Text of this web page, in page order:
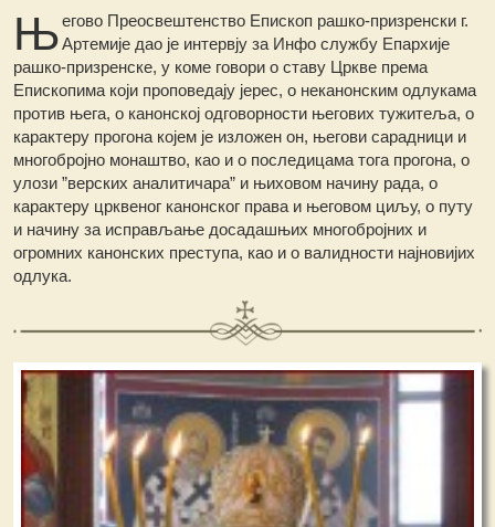
Његово Преосвештенство Епископ рашко-призренски г.
Артемије дао је интервју за Инфо службу Епархије
рашко-призренске, у коме говори о ставу Цркве према
Епископима који проповедају јерес, о неканонским одлукама
против њега, о канонској одговорности његових тужитеља, о
карактеру прогона којем је изложен он, његови сарадници и
многобројно монаштво, као и о последицама тога прогона, о
улози ”верских аналитичара” и њиховом начину рада, о
карактеру црквеног канонског права и његовом циљу, о путу
и начину за исправљање досадашњих многобројних и
огромних канонских преступа, као и о валидности најновијих
одлука.